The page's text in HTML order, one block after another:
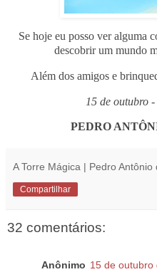
Se hoje eu posso ver alguma
descobrir um mundo
Além dos amigos e
15 de outubro
PEDRO
A Torre Mágica | Pedro Antônio
Compartilhar
32 comentários:
Anônimo 15 de outubro